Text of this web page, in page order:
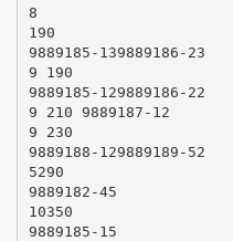
8
190
9889185-139889186-23
9 190
9889185-129889186-22
9 210 9889187-12
9 230
9889188-129889189-52
5290
9889182-45
10350
9889185-15